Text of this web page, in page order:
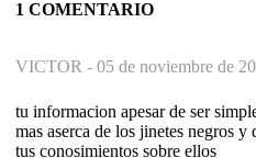
1 COMENTARIO
VICTOR - 05 de noviembre de
tu informacion apesar de ser
mas aserca de los jinetes negros y
tus conosimientos sobre ellos